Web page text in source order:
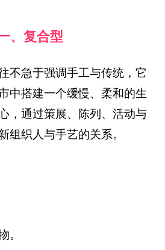
、复合型
不急于强调手工与传统，它
中搭建一个缓慢、柔和的生
，通过策展、陈列、活动与
组织人与手艺的关系。
。